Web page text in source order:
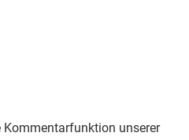
Kommentarfunktion unserer